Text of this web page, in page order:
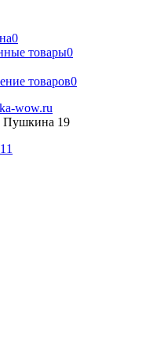
0
товары0
товаров0
wow.ru
Пушкина 19